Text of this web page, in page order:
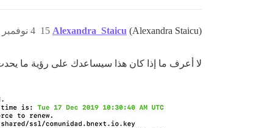
Alexandra_Staicu (Alexandra Staicu) 4 نوفمبر 2020، 4:53م 15
لا أعرف ما إذا كان هذا سيساعدك على رؤية ما